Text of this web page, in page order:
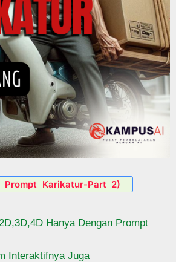
Karikatur-Part 2)
Hanya Dengan Prompt
Interaktifnya Juga